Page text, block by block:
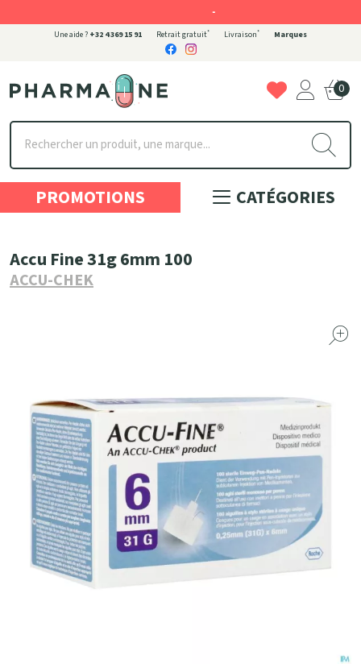
Une aide ? +32 4 369 15 91 Retrait gratuit* Livraison* Marques
Pharmaone Votre pharmacie en ligne à votre service
0
PROMOTIONS CATÉGORIES
Accu Fine 31g 6mm 100
ACCU-CHEK